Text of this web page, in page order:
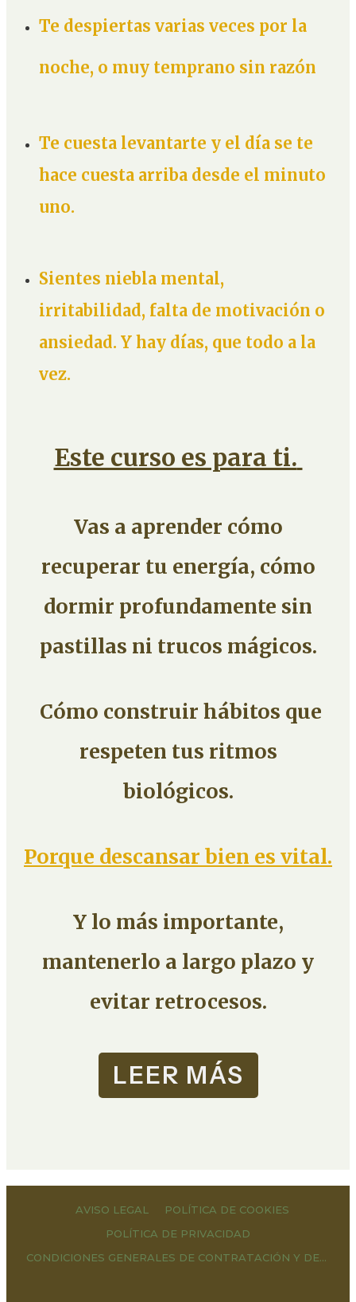
Te despiertas varias veces por la
noche, o muy temprano sin razón
Te cuesta levantarte y el día se te
hace cuesta arriba desde el minuto
uno.
Sientes niebla mental,
irritabilidad, falta de motivación o
ansiedad. Y hay días, que todo a la
vez.
Este curso es para ti.
Vas a aprender cómo
recuperar tu energía, cómo
dormir profundamente sin
pastillas ni trucos mágicos.
Cómo construir hábitos que
respeten tus ritmos
biológicos.
Porque descansar bien es vital.
Y lo más importante,
mantenerlo a largo plazo y
evitar retrocesos.
LEER MÁS
AVISO LEGAL
POLÍTICA DE COOKIES
POLÍTICA DE PRIVACIDAD
CONDICIONES GENERALES DE CONTRATACIÓN Y DERECHOS DE DESESTIMIENTO